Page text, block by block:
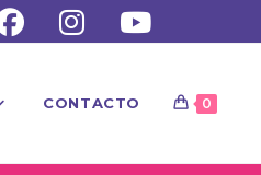
CONTACTO 0